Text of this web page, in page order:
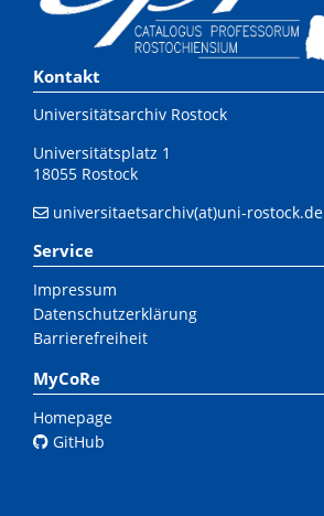
Kontakt
Universitätsarchiv Rostock
Universitätsplatz 1
18055 Rostock
universitaetsarchiv(at)uni-rostock.de
Service
Impressum
Datenschutzerklärung
Barrierefreiheit
MyCoRe
Homepage
GitHub